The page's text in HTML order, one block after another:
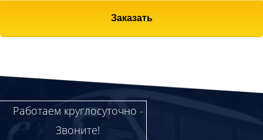
Заказать
Работаем круглосуточно -
Звоните!